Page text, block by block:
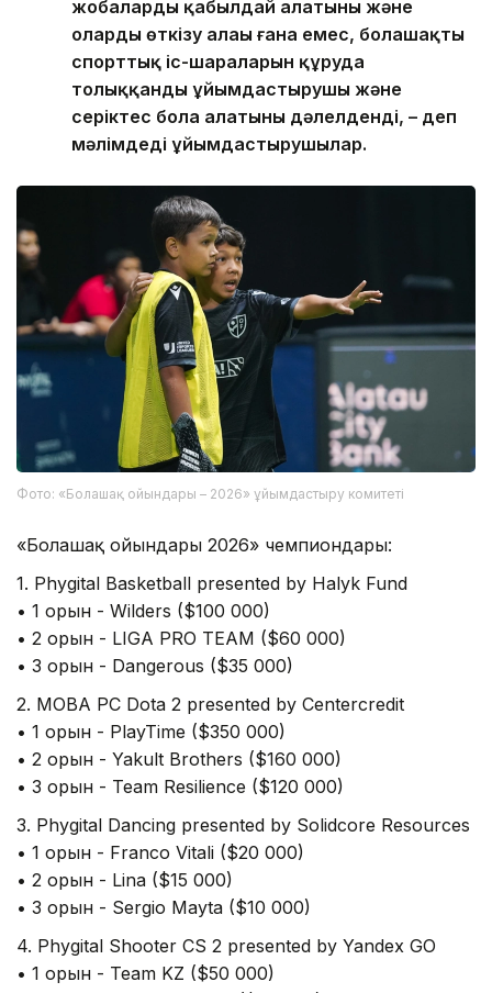
жобаларды қабылдай алатыны және
оларды өткізу алаңы ғана емес, болашақтың
спорттық іс-шараларын құруда
толыққанды ұйымдастырушы және
серіктес бола алатыны дәлелденді, – деп
мәлімдеді ұйымдастырушылар.
Фото: «Болашақ ойындары – 2026» ұйымдастыру комитеті
«Болашақ ойындары 2026» чемпиондары:
1. Phygital Basketball presented by Halyk Fund
• 1 орын - Wilders ($100 000)
• 2 орын - LIGA PRO TEAM ($60 000)
• 3 орын - Dangerous ($35 000)
2. MOBA PC Dota 2 presented by Centercredit
• 1 орын - PlayTime ($350 000)
• 2 орын - Yakult Brothers ($160 000)
• 3 орын - Team Resilience ($120 000)
3. Phygital Dancing presented by Solidcore Resources
• 1 орын - Franco Vitali ($20 000)
• 2 орын - Lina ($15 000)
• 3 орын - Sergio Mayta ($10 000)
4. Phygital Shooter CS 2 presented by Yandex GO
• 1 орын - Team KZ ($50 000)